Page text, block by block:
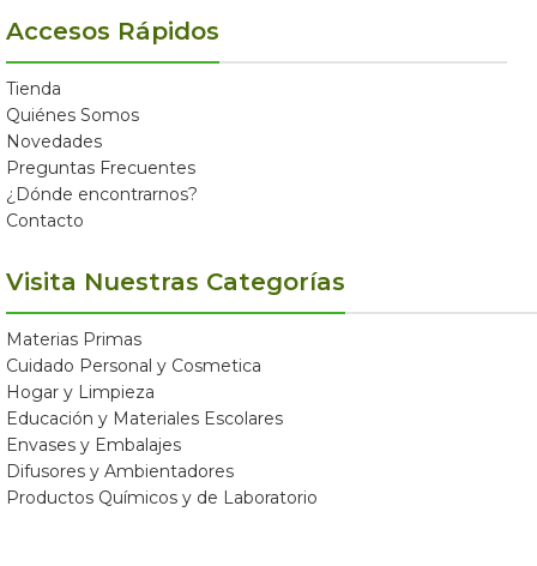
Accesos Rápidos
Tienda
Quiénes Somos
Novedades
Preguntas Frecuentes
¿Dónde encontrarnos?
Contacto
Visita Nuestras Categorías
Materias Primas
Cuidado Personal y Cosmetica
Hogar y Limpieza
Educación y Materiales Escolares
Envases y Embalajes
Difusores y Ambientadores
Productos Químicos y de Laboratorio